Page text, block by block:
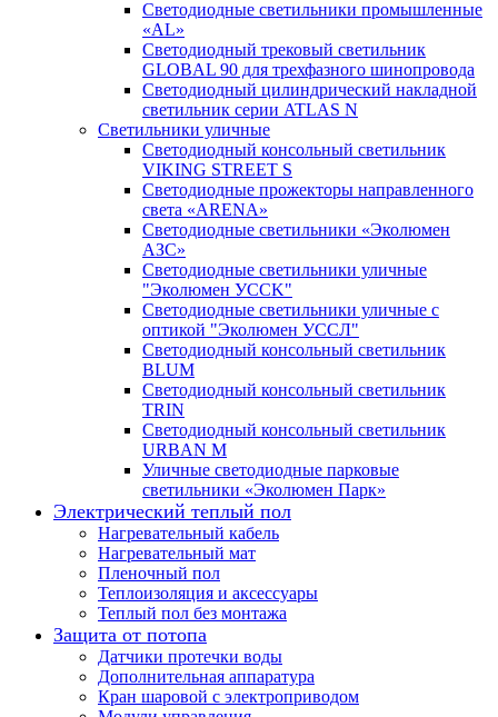
Светодиодные светильники промышленные
«AL»
Светодиодный трековый светильник
GLOBAL 90 для трехфазного шинопровода
Светодиодный цилиндрический накладной
светильник серии ATLAS N
Светильники уличные
Cветодиодный консольный светильник
VIKING STREET S
Светодиодные прожекторы направленного
света «ARENA»
Светодиодные светильники «Эколюмен
АЗС»
Светодиодные светильники уличные
"Эколюмен УССK"
Светодиодные светильники уличные с
оптикой "Эколюмен УССЛ"
Светодиодный консольный светильник
BLUM
Светодиодный консольный светильник
TRIN
Светодиодный консольный светильник
URBAN M
Уличные светодиодные парковые
светильники «Эколюмен Парк»
Электрический теплый пол
Нагревательный кабель
Нагревательный мат
Пленочный пол
Теплоизоляция и аксессуары
Теплый пол без монтажа
Защита от потопа
Датчики протечки воды
Дополнительная аппаратура
Кран шаровой с электроприводом